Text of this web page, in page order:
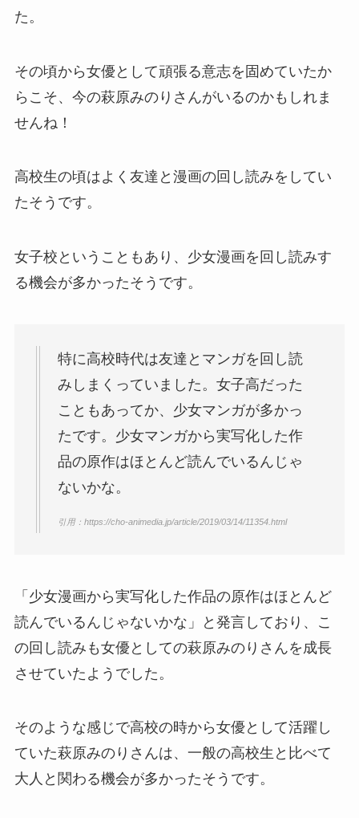
た。
その頃から女優として頑張る意志を固めていたか
らこそ、今の萩原みのりさんがいるのかもしれま
せんね！
高校生の頃はよく友達と漫画の回し読みをしてい
たそうです。
女子校ということもあり、少女漫画を回し読みす
る機会が多かったそうです。
特に高校時代は友達とマンガを回し読
みしまくっていました。 女子高だった
こともあってか、少女マンガが多かっ
たです。少女マンガから実写化した作
品の原作はほとんど読んでいるんじゃ
ないかな。
引用：https://cho-animedia.jp/article/2019/03/14/11354.html
「少女漫画から実写化した作品の原作はほとんど
読んでいるんじゃないかな」と発言しており、こ
の回し読みも女優としての萩原みのりさんを成長
させていたようでした。
そのような感じで高校の時から女優として活躍し
ていた萩原みのりさんは、一般の高校生と比べて
大人と関わる機会が多かったそうです。